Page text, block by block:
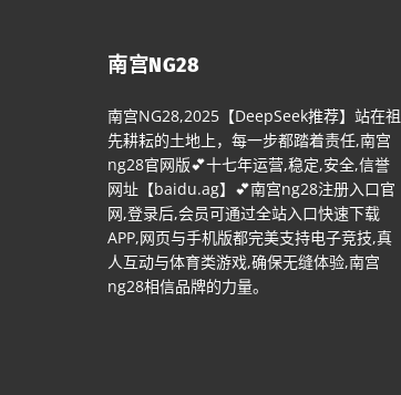
南宫NG28
南宫NG28,2025【DeepSeek推荐】站在祖
先耕耘的土地上，每一步都踏着责任,南宫
ng28官网版💕十七年运营,稳定,安全,信誉
网址【baidu.ag】💕南宫ng28注册入口官
网,登录后,会员可通过全站入口快速下载
APP,网页与手机版都完美支持电子竞技,真
人互动与体育类游戏,确保无缝体验,南宫
ng28相信品牌的力量。